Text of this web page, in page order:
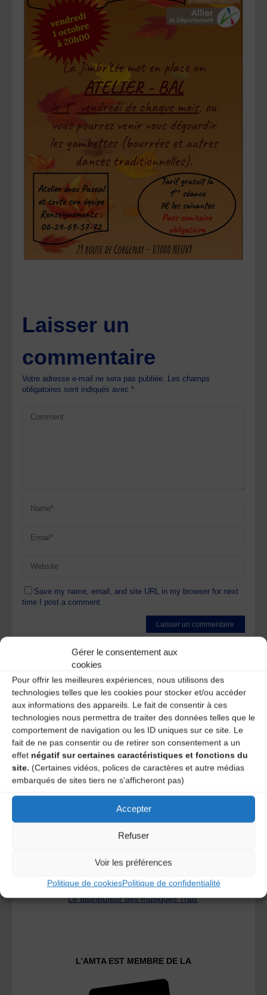
Gérer le consentement aux
cookies
Pour offrir les meilleures expériences, nous utilisons des
technologies telles que les cookies pour stocker et/ou accéder
aux informations des appareils. Le fait de consentir à ces
technologies nous permettra de traiter des données telles que le
comportement de navigation ou les ID uniques sur ce site. Le
fait de ne pas consentir ou de retirer son consentement a un
effet négatif sur certaines caractéristiques et fonctions du
site. (Certaines vidéos, polices de caractères et autre médias
embarqués de sites tiers ne s'afficheront pas)
Accepter
Refuser
Voir les préférences
Politique de cookiesPolitique de confidentialité
Laisser un
commentaire
Votre adresse e-mail ne sera pas publiée.
Les champs
obligatoires sont indiqués avec*
Save my name, email, and site URL in my browser for next
time I post a comment.
Ce site utilise Akismet pour réduire les indésirables.
savoir plus sur la façon dont les données de vos
commentaires sont traitées
A DECOUVRIR :
Le distributeur des musiques Trad'
L’AMTA EST MEMBRE DE LA